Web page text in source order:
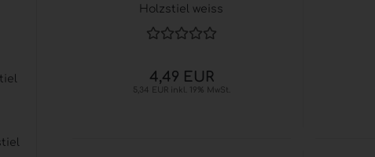
Holzstiel weiss
4,49 EUR
5,34 EUR inkl. 19% MwSt.